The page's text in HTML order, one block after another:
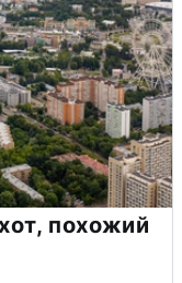
похожий